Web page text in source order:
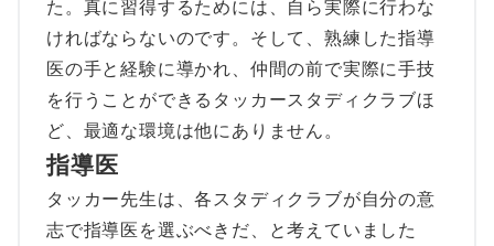
た。真に習得するためには、自ら実際に行わな
ければならないのです。そして、熟練した指導
医の手と経験に導かれ、仲間の前で実際に手技
を行うことができるタッカースタディクラブほ
ど、最適な環境は他にありません。
指導医
タッカー先生は、各スタディクラブが自分の意
志で指導医を選ぶべきだ、と考えていました